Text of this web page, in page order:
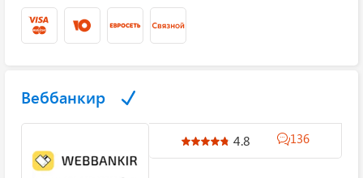
Веббанкир
4.8 136